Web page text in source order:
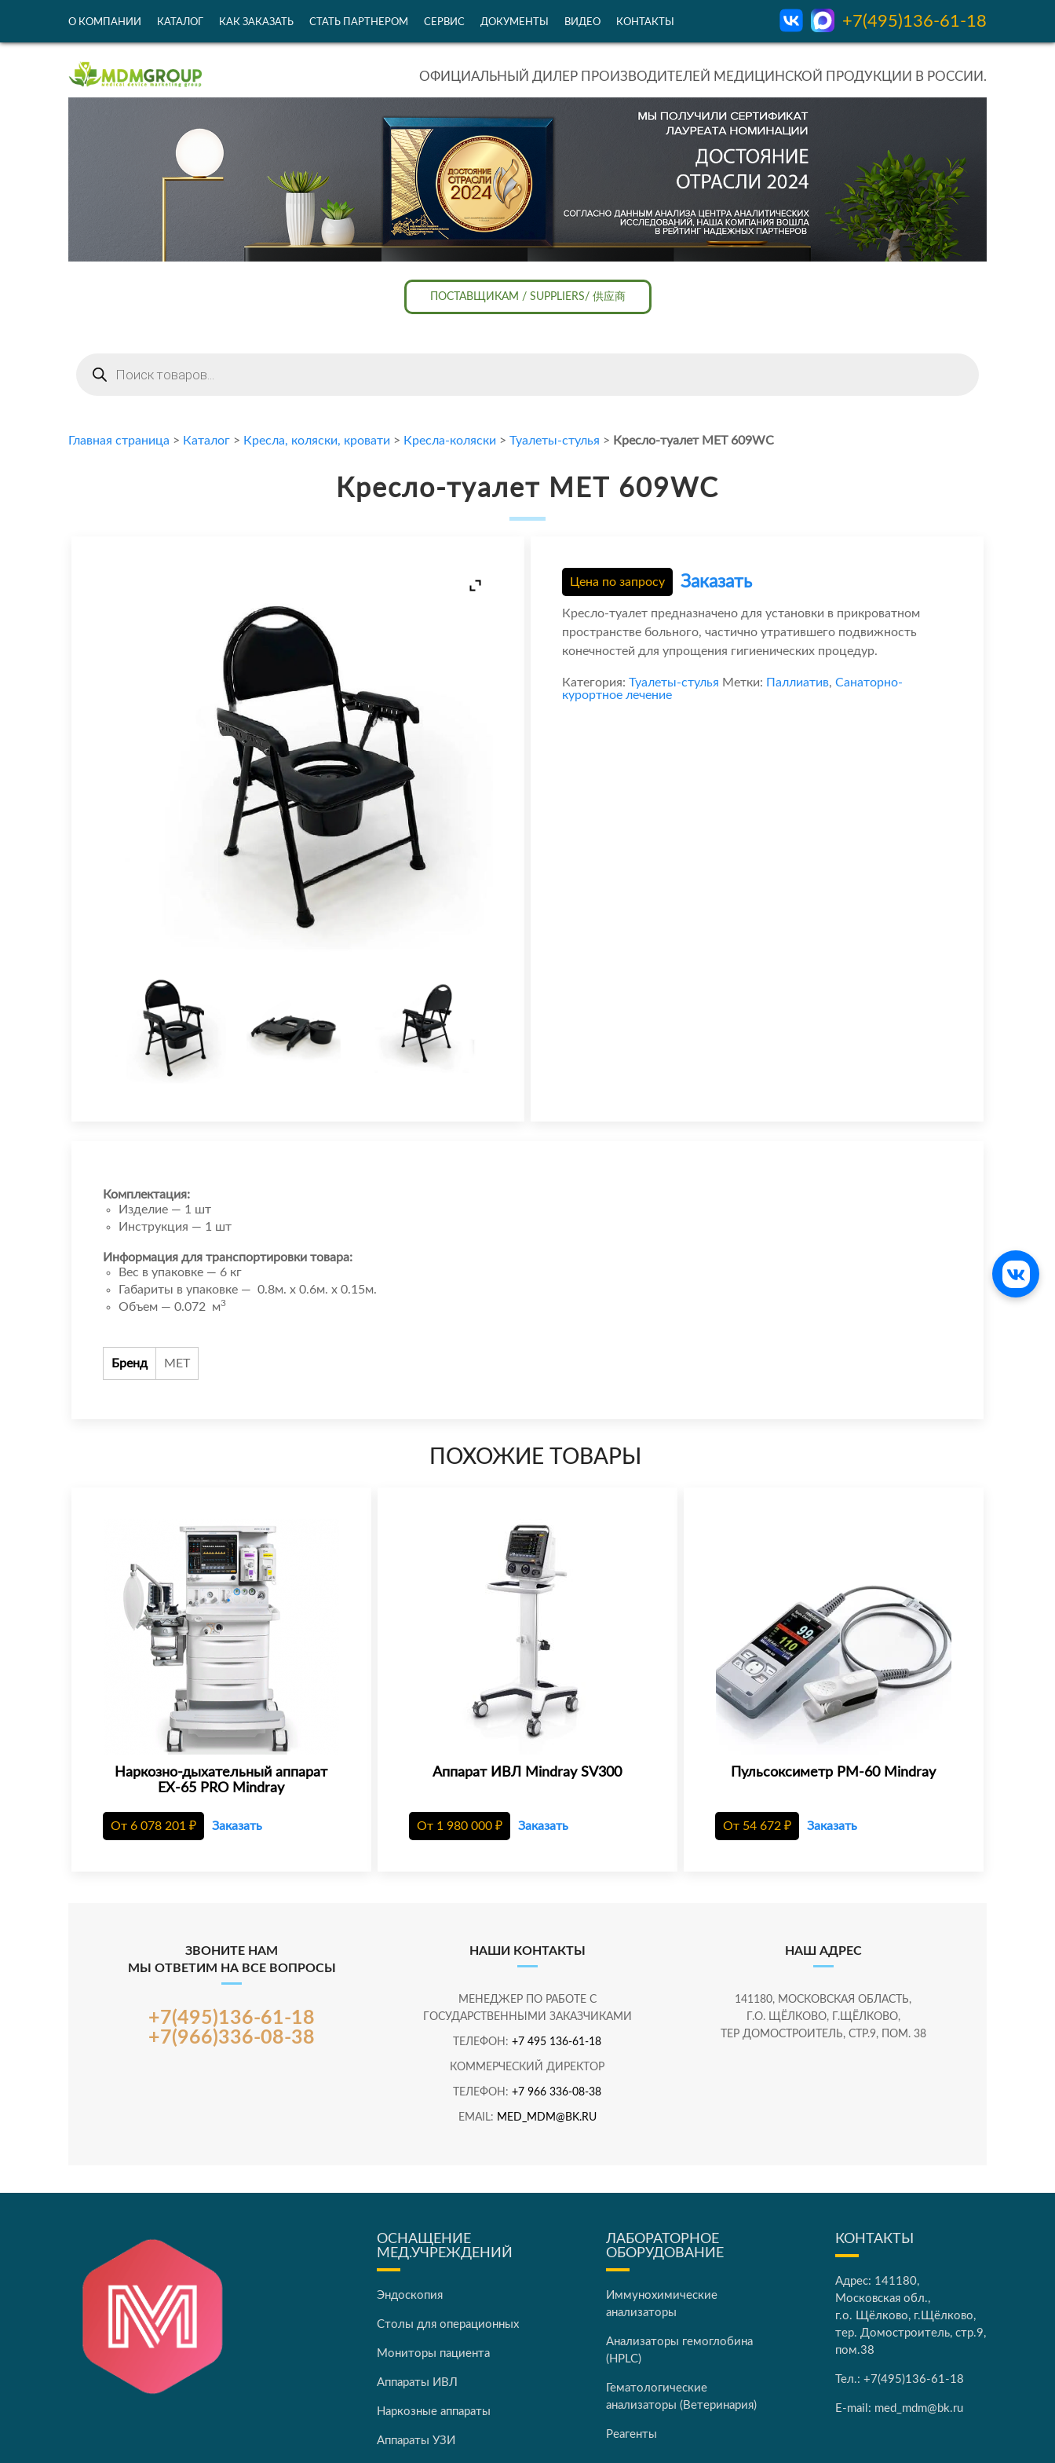
О КОМПАНИИ КАТАЛОГ КАК ЗАКАЗАТЬ СТАТЬ ПАРТНЕРОМ СЕРВИС ДОКУМЕНТЫ ВИДЕО КОНТАКТЫ +7(495)136-61-18
ОФИЦИАЛЬНЫЙ ДИЛЕР ПРОИЗВОДИТЕЛЕЙ МЕДИЦИНСКОЙ ПРОДУКЦИИ В РОССИИ.
ПОСТАВЩИКАМ / SUPPLIERS/ 供应商
товаров
Главная страница > Каталог > Кресла, коляски, кровати > Кресла-коляски > Туалеты-стулья > Кресло-туалет МЕТ 609WC
Кресло-туалет МЕТ 609WC
Цена по запросу Заказать
Кресло-туалет предназначено для установки в прикроватном
пространстве больного, частично утратившего подвижность
конечностей для упрощения гигиенических процедур.
Категория: Туалеты-стулья Метки: Паллиатив, Санаторно-
курортное лечение
Комплектация:
Изделие — 1 шт
Инструкция — 1 шт
Информация для транспортировки товара:
Вес в упаковке — 6 кг
Габариты в упаковке — 0.8м. x 0.6м. x 0.15м.
Объем — 0.072 м3
Бренд МЕТ
ПОХОЖИЕ ТОВАРЫ
Наркозно-дыхательный аппарат
EX-65 PRO Mindray
От 6 078 201 ₽ Заказать
Аппарат ИВЛ Mindray SV300
От 1 980 000 ₽ Заказать
Пульсоксиметр PM-60 Mindray
От 54 672 ₽ Заказать
ЗВОНИТЕ НАМ
МЫ ОТВЕТИМ НА ВСЕ ВОПРОСЫ
+7(495)136-61-18
+7(966)336-08-38
НАШИ КОНТАКТЫ
МЕНЕДЖЕР ПО РАБОТЕ С
ГОСУДАРСТВЕННЫМИ ЗАКАЗЧИКАМИ
ТЕЛЕФОН:+7 495 136-61-18
КОММЕРЧЕСКИЙ ДИРЕКТОР
ТЕЛЕФОН:+7 966 336-08-38
EMAIL: MED_MDM@BK.RU
НАШ АДРЕС
141180, МОСКОВСКАЯ ОБЛАСТЬ,
Г.О. ЩЁЛКОВО, Г.ЩЁЛКОВО,
ТЕР ДОМОСТРОИТЕЛЬ, СТР.9, ПОМ. 38
ОСНАЩЕНИЕ
МЕД.УЧРЕЖДЕНИЙ
Эндоскопия
Столы для операционных
Мониторы пациента
Аппараты ИВЛ
Наркозные аппараты
Аппараты УЗИ
ЛАБОРАТОРНОЕ
ОБОРУДОВАНИЕ
Иммунохимические
анализаторы
Анализаторы гемоглобина
(HPLC)
Гематологические
анализаторы (Ветеринария)
Реагенты
КОНТАКТЫ
Адрес: 141180,
Московская обл.,
г.о. Щёлково, г.Щёлково,
тер. Домостроитель, стр.9,
пом.38
Тел.:+7(495)136-61-18
E-mail: med_mdm@bk.ru